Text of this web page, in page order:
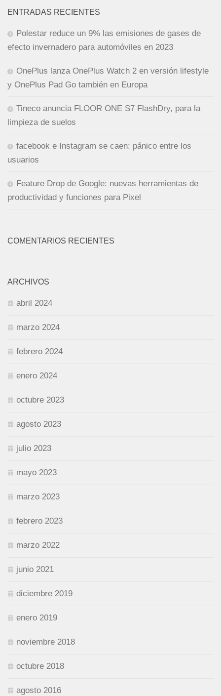
ENTRADAS RECIENTES
Polestar reduce un 9% las emisiones de gases de
efecto invernadero para automóviles en 2023
OnePlus lanza OnePlus Watch 2 en versión lifestyle
y OnePlus Pad Go también en Europa
Tineco anuncia FLOOR ONE S7 FlashDry, para la
limpieza de suelos
facebook e Instagram se caen: pánico entre los
usuarios
Feature Drop de Google: nuevas herramientas de
productividad y funciones para Pixel
COMENTARIOS RECIENTES
ARCHIVOS
abril 2024
marzo 2024
febrero 2024
enero 2024
octubre 2023
agosto 2023
julio 2023
mayo 2023
marzo 2023
febrero 2023
marzo 2022
junio 2021
diciembre 2019
enero 2019
noviembre 2018
octubre 2018
agosto 2016